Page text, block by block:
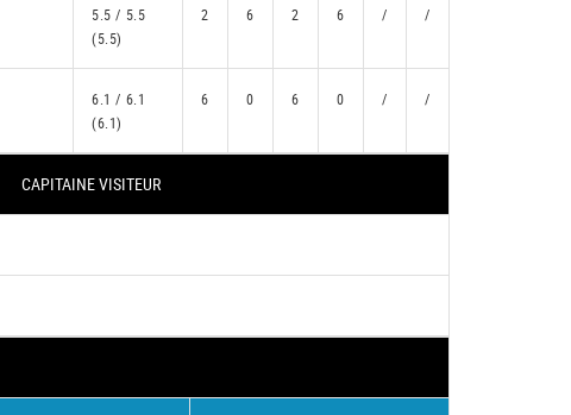
5.5 / 5.5
(5.5)
2 6 2 6 / /
6.1 / 6.1
(6.1)
6 0 6 0 / /
CAPITAINE VISITEUR